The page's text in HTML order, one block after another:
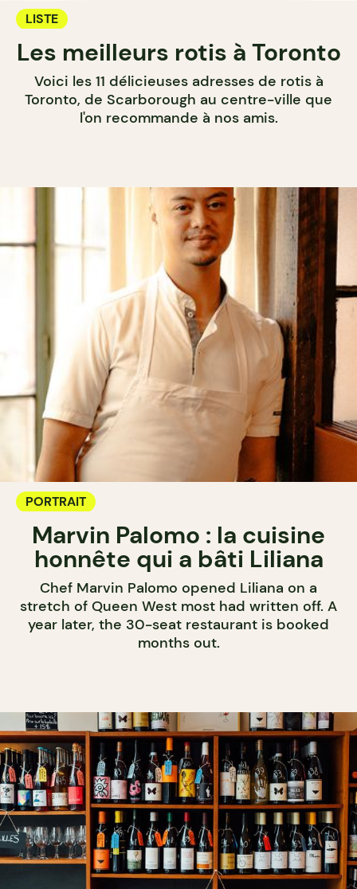
LISTE
Les meilleurs rotis à Toronto
Voici les 11 délicieuses adresses de rotis à
Toronto, de Scarborough au centre-ville que
l'on recommande à nos amis.
PORTRAIT
Marvin Palomo : la cuisine
honnête qui a bâti Liliana
Chef Marvin Palomo opened Liliana on a
stretch of Queen West most had written off. A
year later, the 30-seat restaurant is booked
months out.